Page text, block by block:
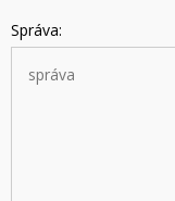
Správa: